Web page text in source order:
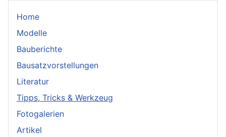
Home
Modelle
Bauberichte
Bausatzvorstellungen
Literatur
Tipps, Tricks & Werkzeug
Fotogalerien
Artikel